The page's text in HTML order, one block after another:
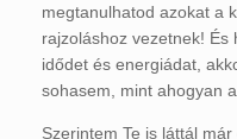
megtanulhatod azokat a
rajzoláshoz vezetnek!
idődet és energiádat,
sohasem, mint ahogyan
Szerintem Te is láttál